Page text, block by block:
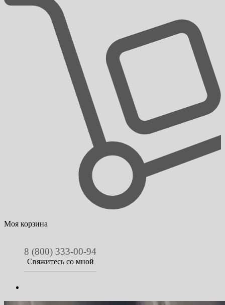
Моя корзина
8 (800) 333-00-94
Свяжитесь со мной